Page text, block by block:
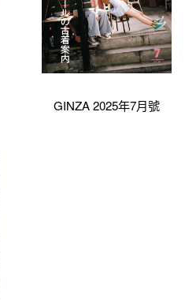
GINZA 2025年7月號